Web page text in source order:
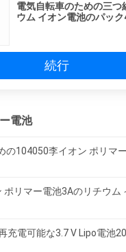
電気自転車のための三つ
ウム イオン電池のパッ
続行
電池
の104050李イオン ポリマ
ポリマー電池3Aのリチウム
充電可能な3.7 V Lipo電池